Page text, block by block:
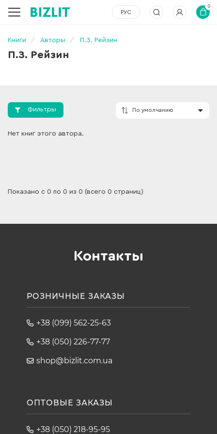
РУС
0
Книги Авторы П.З. Рейзин
П.З. Рейзин
Фильтры
Нет книг этого автора.
Показано с 0 по 0 из 0 (всего 0 страниц)
Контакты
РОЗНИЧНЫЕ ЗАКАЗЫ
+38 (099) 562-25-63
+38 (050) 226-77-77
shop@bizlit.com.ua
ОПТОВЫЕ ЗАКАЗЫ
+38 (050) 218-95-95